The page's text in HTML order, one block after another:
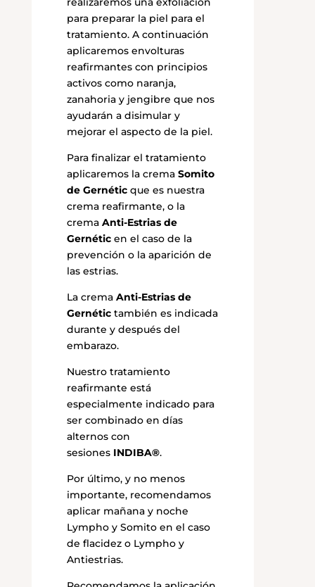
para preparar la piel para el
tratamiento. A continuación
aplicaremos envolturas
reafirmantes con principios
activos como naranja,
zanahoria y jengibre que nos
ayudarán a disimular y
mejorar el aspecto de la piel.
Para finalizar el tratamiento
aplicaremos la crema Somito
de Gernétic que es nuestra
crema reafirmante, o la
crema Anti-Estrias de
Gernéticen el caso de la
prevención o la aparición de
las estrias.
La crema Anti-Estrias de
Gernétictambién es indicada
durante y después del
embarazo.
Nuestro tratamiento
reafirmante está
especialmente indicado para
ser combinado en días
alternos con
sesiones INDIBA®.
Por último, y no menos
importante, recomendamos
aplicar mañana y noche
Lympho y Somito en el caso
de flacidez o Lympho y
Antiestrias.